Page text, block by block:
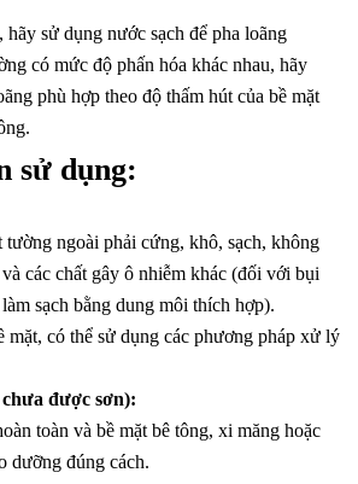
hãy sử dụng nước sạch để pha loãng
có mức độ phấn hóa khác nhau, hãy
phù hợp theo độ thấm hút của bề mặt
sử dụng:
tường ngoài phải cứng, khô, sạch, không
các chất gây ô nhiễm khác (đối với bụi
sạch bằng dung môi thích hợp).
mặt, có thể sử dụng các phương pháp xử lý
được sơn):
toàn và bề mặt bê tông, xi măng hoặc
dưỡng đúng cách.